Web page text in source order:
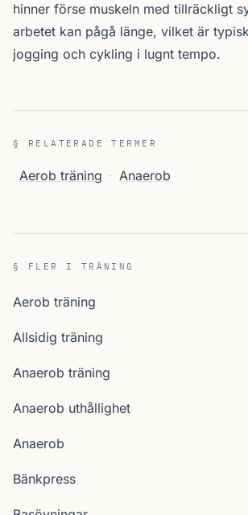
hinner förse muskeln med tillräckligt
arbetet kan pågå länge, vilket är
jogging och cykling i lugnt tempo.
§ RELATERADE TERMER
Aerob träning · Anaerob
§ FLER I TRÄNING
Aerob träning
Allsidig träning
Anaerob träning
Anaerob uthållighet
Anaerob
Bänkpress